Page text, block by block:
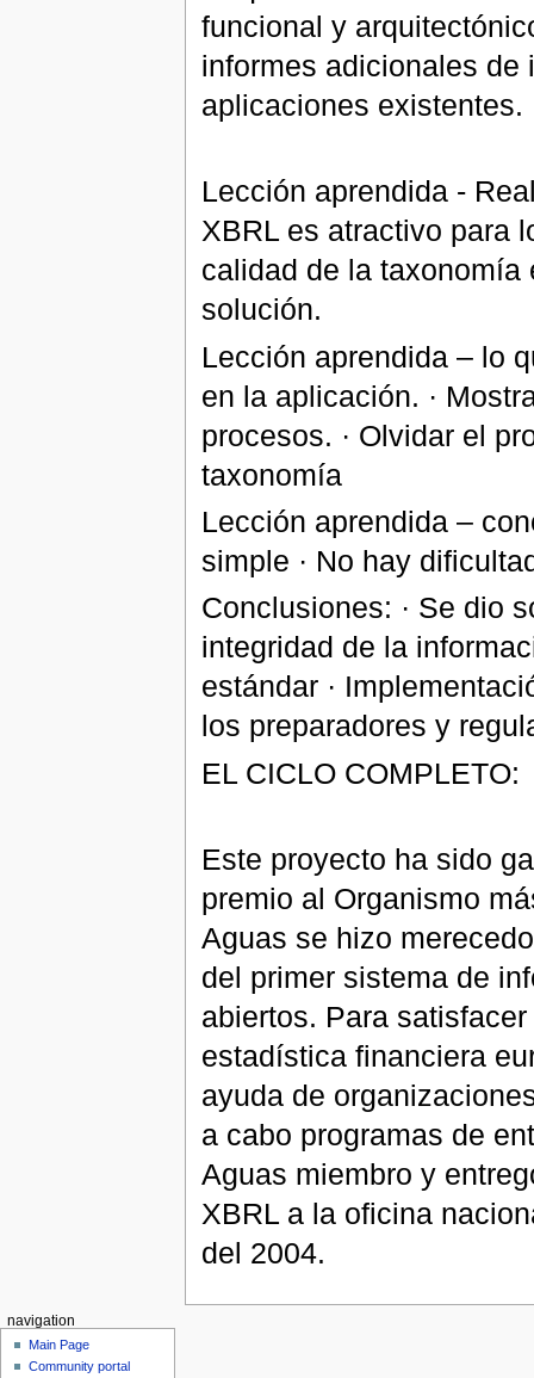
funcional y
informes adicionales de
aplicaciones existentes.
Lección aprendida -
XBRL es atractivo para
calidad de la taxonomía
solución.
Lección aprendida – lo
en la aplicación. ·
procesos. · Olvidar el
taxonomía
Lección aprendida –
simple · No hay
Conclusiones: · Se dio
integridad de la
estándar ·
los preparadores y
EL CICLO COMPLETO:
Este proyecto ha sido
premio al Organismo
Aguas se hizo
del primer sistema de
abiertos. Para
estadística financiera
ayuda de
a cabo programas de
Aguas miembro y
XBRL a la oficina
del 2004.
navigation
Main Page
Community portal